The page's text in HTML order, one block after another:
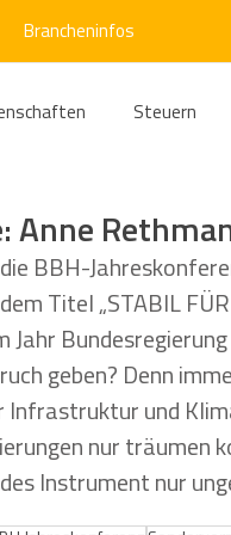
Brancheninfos
Steuern
Kälte Verkehr
Kartellrecht
E-Mobilität
BBH-
Titel „STABIL
Jahr
geben? Denn
Infrastruktur und
nur träumen
Instrument nur